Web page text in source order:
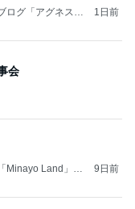
グ「アグネスち
1日前
会
Minayo Land」P
9日前